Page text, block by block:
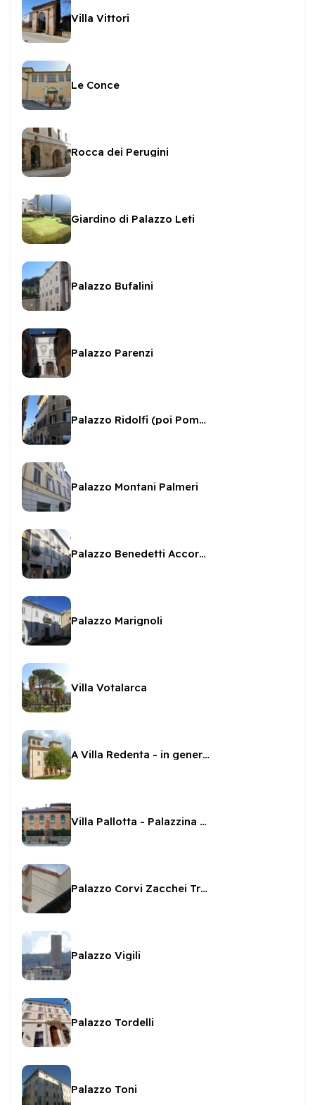
Villa Vittori
Le Conce
Rocca dei Perugini
Giardino di Palazzo Leti
Palazzo Bufalini
Palazzo Parenzi
Palazzo Ridolfi (poi Pompei)
Palazzo Montani Palmeri
Palazzo Benedetti Accoramboni
Palazzo Marignoli
Villa Votalarca
A Villa Redenta - in generale
Villa Pallotta - Palazzina San Marco
Palazzo Corvi Zacchei Travaglini
Palazzo Vigili
Palazzo Tordelli
Palazzo Toni